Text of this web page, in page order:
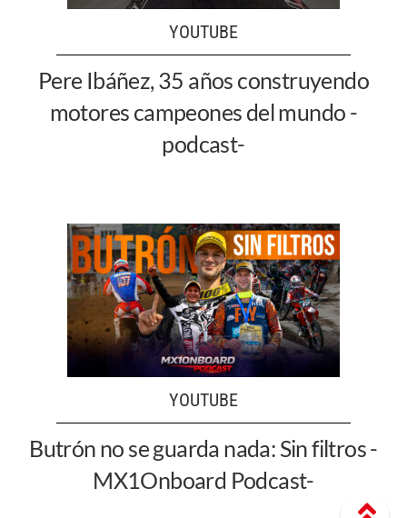
YOUTUBE
Pere Ibáñez, 35 años construyendo
motores campeones del mundo -
podcast-
YOUTUBE
Butrón no se guarda nada: Sin filtros -
MX1Onboard Podcast-